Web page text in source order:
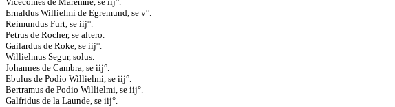
Ernaldus Willielmi de Egremund, se v°.
Reimundus Furt, se iij°.
Petrus de Rocher, se altero.
Gailardus de Roke, se iij°.
Willielmus Segur, solus.
Johannes de Cambra, se iij°.
Ebulus de Podio Willielmi, se iij°.
Bertramus de Podio Willielmi, se iij°.
Galfridus de la Launde, se iij°.